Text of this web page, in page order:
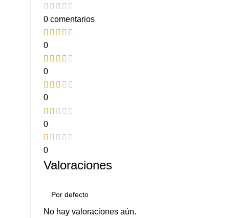
0 comentarios
0
0
0
0
0
Valoraciones
No hay valoraciones aún.